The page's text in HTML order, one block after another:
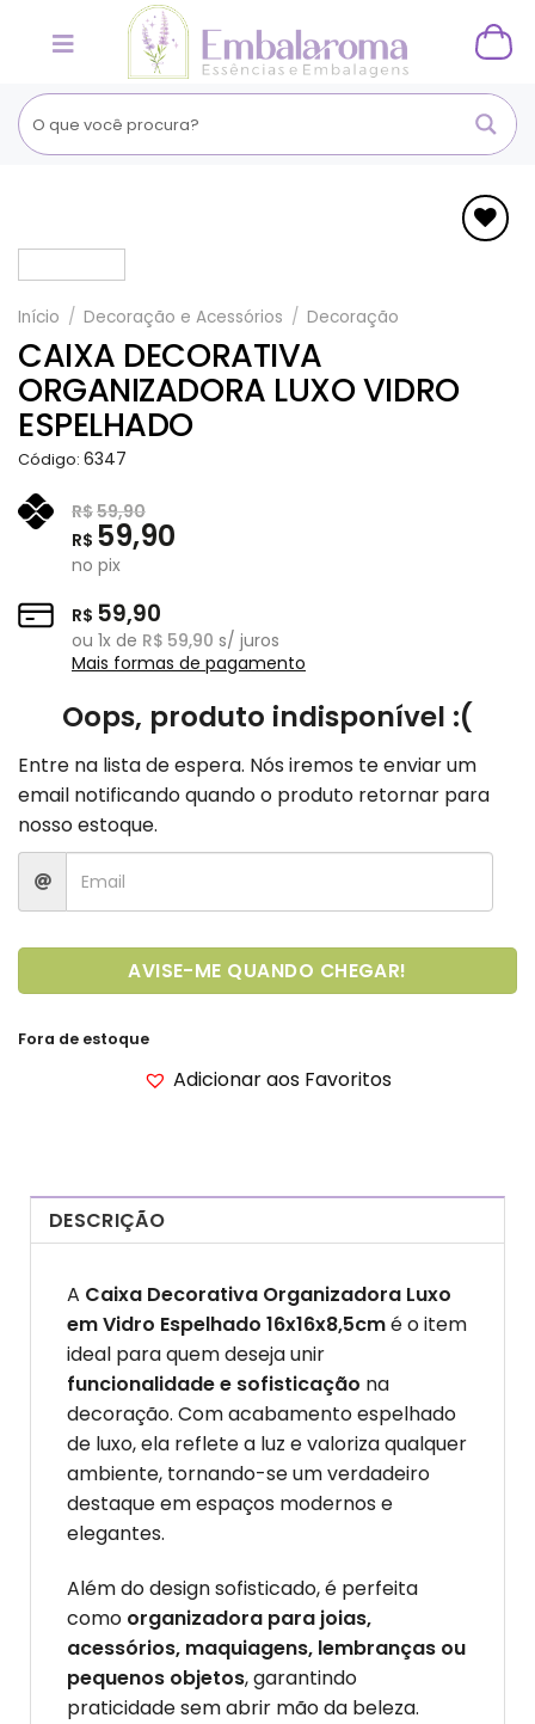
Início / Decoração e Acessórios / Decoração
CAIXA DECORATIVA
ORGANIZADORA LUXO VIDRO
ESPELHADO
Código: 6347
R$59,90
R$ 59,90
no pix
R$ 59,90
ou 1x de R$ 59,90 s/ juros
Mais formas de pagamento
Oops, produto indisponível :(
Entre na lista de espera. Nós iremos te enviar um
email notificando quando o produto retornar para
nosso estoque.
AVISE-ME QUANDO CHEGAR!
Fora de estoque
Adicionar aos Favoritos
DESCRIÇÃO
A Caixa Decorativa Organizadora Luxo
em Vidro Espelhado 16x16x8,5cmé o item
ideal para quem deseja unir
funcionalidade e sofisticação na
decoração. Com acabamento espelhado
de luxo, ela reflete a luz e valoriza qualquer
ambiente, tornando-se um verdadeiro
destaque em espaços modernos e
elegantes.
Além do design sofisticado, é perfeita
como organizadora para joias,
acessórios, maquiagens, lembranças ou
pequenos objetos, garantindo
praticidade sem abrir mão da beleza.